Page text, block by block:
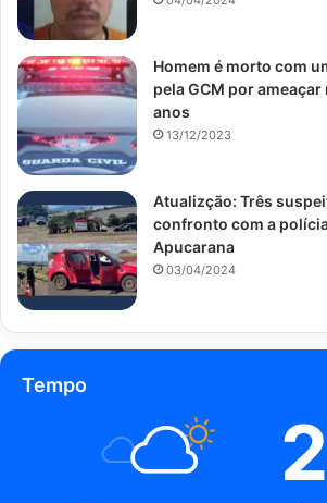
Homem é morto com
pela GCM por
anos
13/12/2023
Atualizção: Três
confronto com a
Apucarana
03/04/2024
Tempo